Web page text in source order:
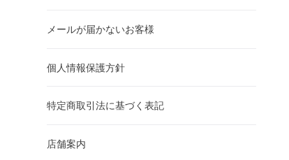
メールが届かないお客様
個人情報保護方針
特定商取引法に基づく表記
店舗案内